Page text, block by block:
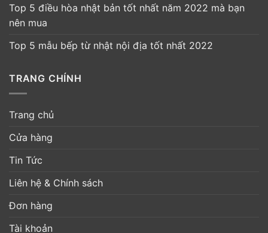
Top 5 điều hòa nhật bản tốt nhất năm 2022 mà bạn
nên mua
Top 5 mẫu bếp từ nhật nội địa tốt nhất 2022
TRANG CHÍNH
Trang chủ
Cửa hàng
Tin Tức
Liên hệ & Chính sách
Đơn hàng
Tài khoản